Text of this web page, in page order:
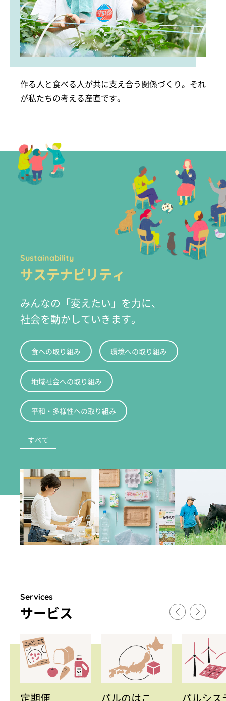
作る人と食べる人が共に支え合う関係づくり。それ
が私たちの考える産直です。
Sustainability
サステナビリティ
みんなの「変えたい」を力に、
社会を動かしていきます。
食への取り組み 環境への取り組み
地域社会への取り組み
平和・多様性への取り組み
すべて
Services
サー ビス
定期便 パルのはこ
パルシス